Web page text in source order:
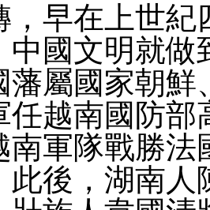
，早在上世紀
中國文明就做
藩屬國家朝鮮
任越南國防部
南軍隊戰勝法
此後，湖南人